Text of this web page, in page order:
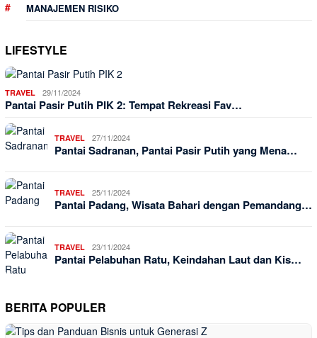
MANAJEMEN RISIKO
LIFESTYLE
TRAVEL 29/11/2024
Pantai Pasir Putih PIK 2: Tempat Rekreasi Fav…
TRAVEL 27/11/2024
Pantai Sadranan, Pantai Pasir Putih yang Mena…
TRAVEL 25/11/2024
Pantai Padang, Wisata Bahari dengan Pemandang…
TRAVEL 23/11/2024
Pantai Pelabuhan Ratu, Keindahan Laut dan Kis…
BERITA POPULER